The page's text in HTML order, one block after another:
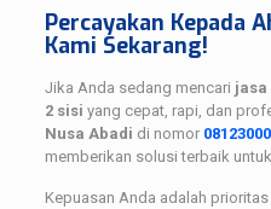
Percayakan Kepada
Kami Sekarang!
Jika Anda sedang mencari jasa
2 sisi yang cepat, rapi, dan
Nusa Abadi di nomor
memberikan solusi terbaik
Kepuasan Anda adalah